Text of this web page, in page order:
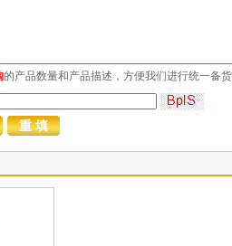
的产品数量和产品描述，方便我们进行统一备